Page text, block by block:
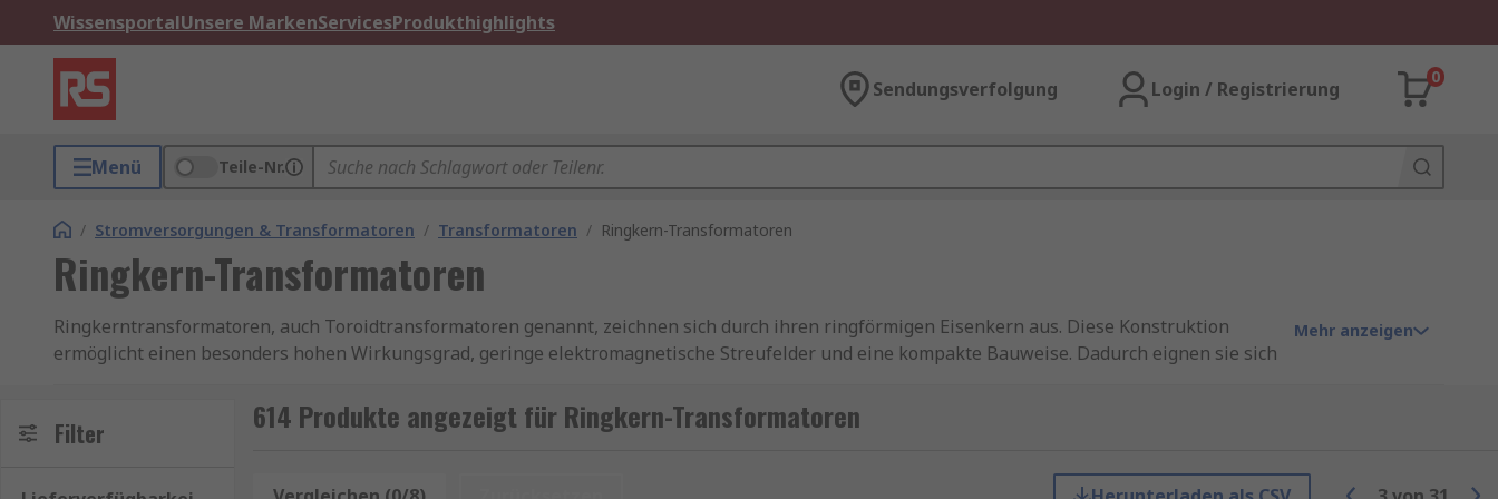
WissensportalUnsere MarkenServicesProdukthighlights
Sendungsverfolgung Login / Registrierung
0
Menü Teile-Nr.
/ Stromversorgungen & Transformatoren / Transformatoren / Ringkern-Transformatoren
Ringkern-Transformatoren
Ringkerntransformatoren, auch Toroidtransformatoren genannt, zeichnen sich durch ihren ringförmigen Eisenkern aus. Diese Konstruktion
ermöglicht einen besonders hohen Wirkungsgrad, geringe elektromagnetische Streufelder und eine kompakte Bauweise. Dadurch eignen sie sich
RS ist Ihr Ansprechpartner für das Beschaffungsmanagement Ihrer Toroidtransformatoren mit unseren
Mehr anzeigen
Filter 614 Produkte angezeigt für Ringkern-Transformatoren